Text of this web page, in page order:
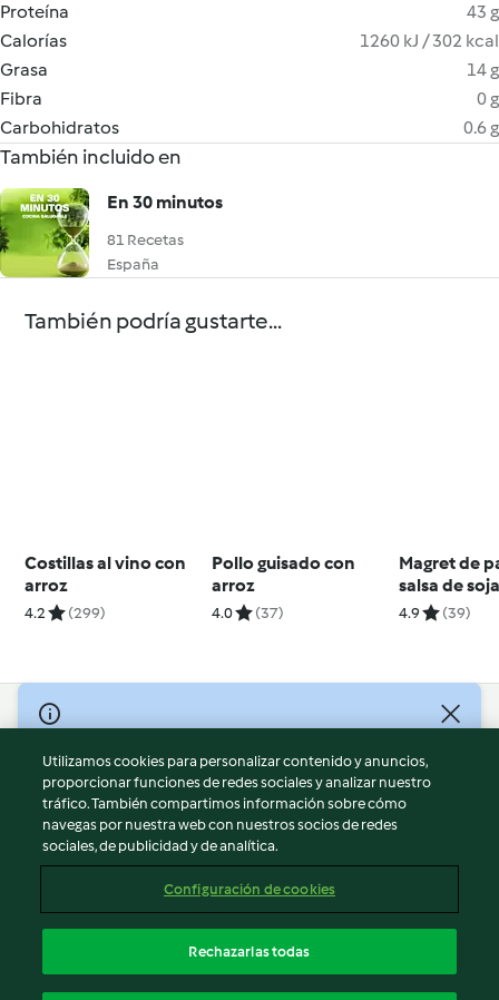
Proteína
43 g
Calorías
1260 kJ / 302 kcal
Grasa
14 g
Fibra
0 g
Carbohidratos
0.6 g
También incluido en
En 30 minutos
81 Recetas
España
También podría gustarte...
Costillas al vino con
arroz
4.2 (299)
Pollo guisado con
arroz
4.0 (37)
Magret de
salsa de
4.9 (39)
© Copyright 2026
Términos de uso
Política de privacidad
Aviso legal
Información legal
Reportar contenido
Declaración de accesibilidad
Utilizamos cookies para personalizar contenido y anuncios,
proporcionar funciones de redes sociales y analizar nuestro
tráfico. También compartimos información sobre cómo
navegas por nuestra web con nuestros socios de redes
sociales, de publicidad y de analítica.
Configuración de cookies
Rechazarlas todas